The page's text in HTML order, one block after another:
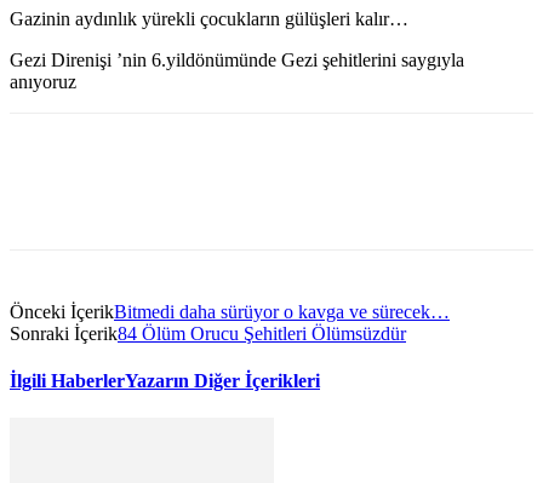
Gazinin aydınlık yürekli çocukların gülüşleri kalır…
Gezi Direnişi ’nin 6.yildönümünde Gezi şehitlerini saygıyla
anıyoruz
Önceki İçerikBitmedi daha sürüyor o kavga ve sürecek…
Sonraki İçerik84 Ölüm Orucu Şehitleri Ölümsüzdür
İlgili HaberlerYazarın Diğer İçerikleri